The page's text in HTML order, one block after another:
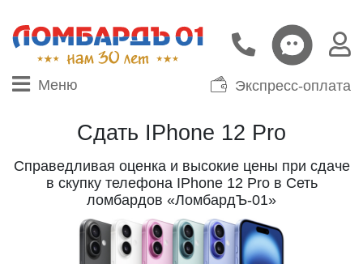
Меню Экспресс-оплата
Сдать IPhone 12 Pro
Справедливая оценка и высокие цены при сдаче
в скупку телефона IPhone 12 Pro в Сеть
ломбардов «ЛомбардЪ-01»